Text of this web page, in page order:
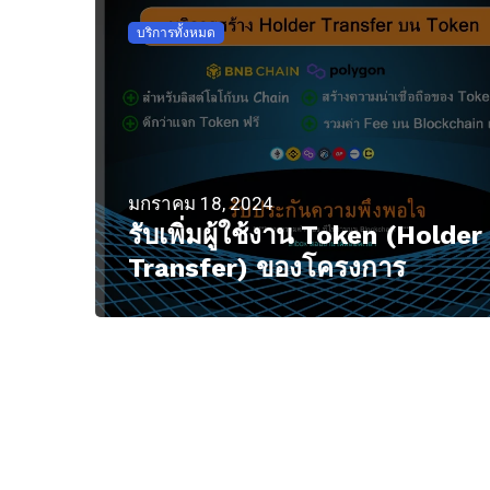
บริการทั้งหมด
มกราคม 18, 2024
รับเพิ่มผู้ใช้งาน Token (Holder
Transfer) ของโครงการ